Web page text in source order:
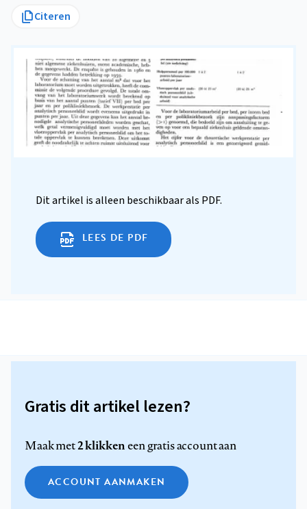
Citeren
Dit artikel is alleen beschikbaar als PDF.
LEES DE PDF
Gratis dit artikel lezen?
Maak met2 klikkeneen gratis account aan
ACCOUNT AANMAKEN